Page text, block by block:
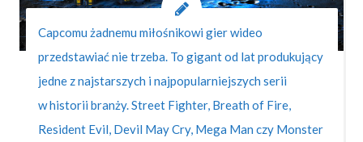
Capcomu żadnemu miłośnikowi gier wideo
przedstawiać nie trzeba. To gigant od lat produkujący
jedne z najstarszych i najpopularniejszych serii
w historii branży. Street Fighter, Breath of Fire,
Resident Evil, Devil May Cry, Mega Man czy Monster